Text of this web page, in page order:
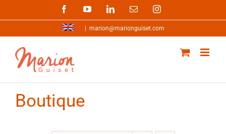
FacebookYouTubeLinkedInEmail Instagram
marion@marionguiset.com
Boutique